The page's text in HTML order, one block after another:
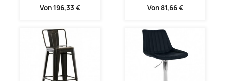
Von196,33 € Von 81,66 €